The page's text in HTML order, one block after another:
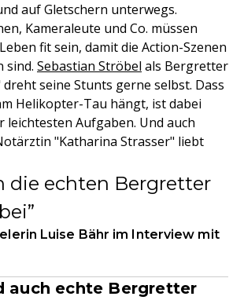
auf Gletschern unterwegs.
Kameraleute und Co. müssen
fit sein, damit die Action-Szenen
sind. Sebastian Ströbel als Bergretter
seine Stunts gerne selbst. Dass
Helikopter-Tau hängt, ist dabei
leichtesten Aufgaben. Und auch
"Katharina Strasser" liebt
die echten Bergretter
Luise Bähr im Interview mit
auch echte Bergretter